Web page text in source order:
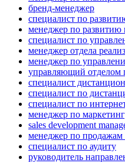
бренд-менеджер
специалист по
менеджер по развитию
специалист по
менеджер отдела
менеджер по
управляющий отделом
специалист
специалист по
специалист по
менеджер по
sales development
менеджер по продажам
специалист по аудиту
руководитель